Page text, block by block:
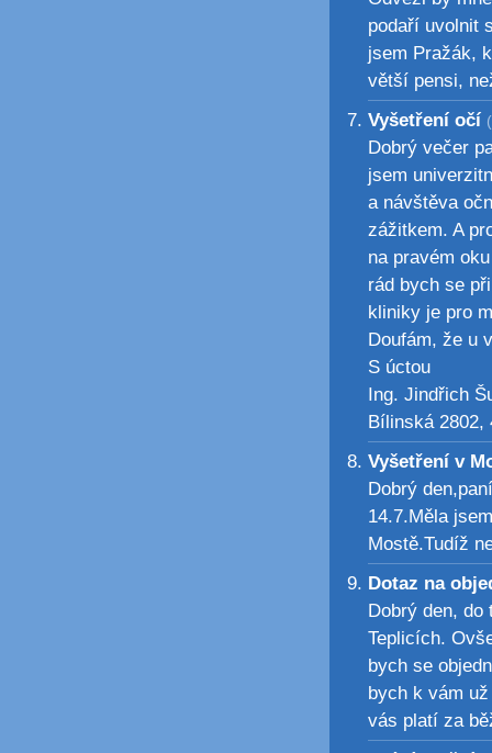
podaří uvolnit
jsem Pražák,
větší pensi,
Vyšetření očí
Dobrý večer
jsem
a návštěva
zážitkem. A
na pravém
rád bych se
kliniky je pro
Doufám, že u
S úctou
Ing. Jindřich
Bílinská 2802,
Vyšetření v
Dobrý
14.7.Měla
Mostě.Tudíž
Dotaz na
Dobrý den,
Teplicích.
bych se
bych k vám
vás platí za